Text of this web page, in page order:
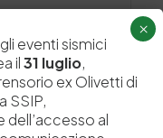
eventi sismici
il31 luglio,
ex Olivetti di
SSIP,
dell’accesso al
×